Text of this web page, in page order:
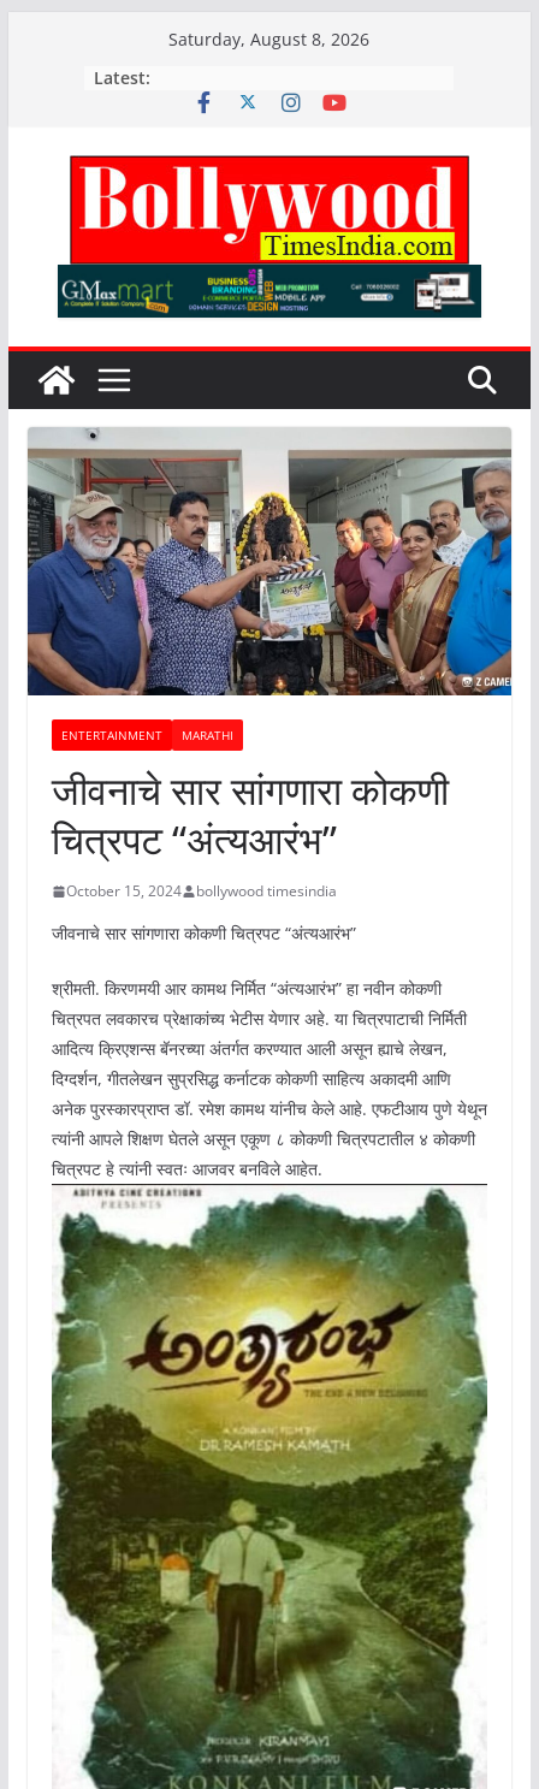
Saturday, August 8, 2026
Latest:
ENTERTAINMENT MARATHI
जीवनाचे सार सांगणारा कोकणी
चित्रपट “अंत्यआरंभ”
October 15, 2024 bollywood timesindia
जीवनाचे सार सांगणारा कोकणी चित्रपट “अंत्यआरंभ”
श्रीमती. किरणमयी आर कामथ निर्मित “अंत्यआरंभ” हा नवीन कोकणी
चित्रपत लवकारच प्रेक्षाकांच्य भेटीस येणार अहे. या चित्रपाटाची निर्मिती
आदित्य क्रिएशन्स बॅनरच्या अंतर्गत करण्यात आली असून ह्याचे लेखन,
दिग्दर्शन, गीतलेखन सुप्रसिद्ध कर्नाटक कोकणी साहित्य अकादमी आणि
अनेक पुरस्कारप्राप्त डॉ. रमेश कामथ यांनीच केले आहे. एफटीआय पुणे येथून
त्यांनी आपले शिक्षण घेतले असून एकूण ८ कोकणी चित्रपटातील ४ कोकणी
चित्रपट हे त्यांनी स्वतः आजवर बनविले आहेत.